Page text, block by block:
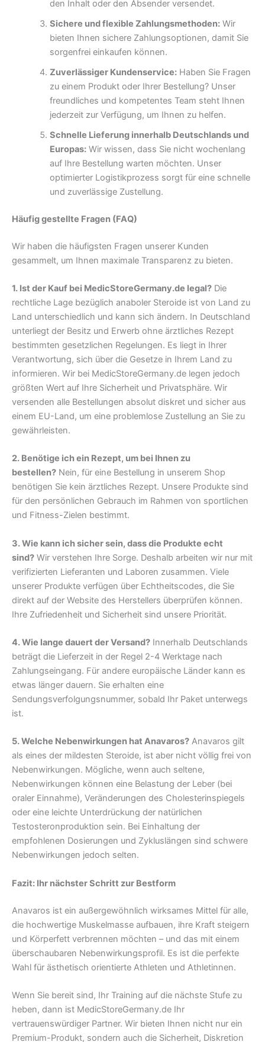
den Inhalt oder den Absender versendet.
Sichere und flexible Zahlungsmethoden:Wir
bieten Ihnen sichere Zahlungsoptionen, damit Sie
sorgenfrei einkaufen können.
Zuverlässiger Kundenservice:Haben Sie Fragen
zu einem Produkt oder Ihrer Bestellung? Unser
freundliches und kompetentes Team steht Ihnen
jederzeit zur Verfügung, um Ihnen zu helfen.
Schnelle Lieferung innerhalb Deutschlands und
Europas:Wir wissen, dass Sie nicht wochenlang
auf Ihre Bestellung warten möchten. Unser
optimierter Logistikprozess sorgt für eine schnelle
und zuverlässige Zustellung.
Häufig gestellte Fragen (FAQ)
Wir haben die häufigsten Fragen unserer Kunden
gesammelt, um Ihnen maximale Transparenz zu bieten.
1. Ist der Kauf bei MedicStoreGermany.de legal? Die
rechtliche Lage bezüglich anaboler Steroide ist von Land zu
Land unterschiedlich und kann sich ändern. In Deutschland
unterliegt der Besitz und Erwerb ohne ärztliches Rezept
bestimmten gesetzlichen Regelungen. Es liegt in Ihrer
Verantwortung, sich über die Gesetze in Ihrem Land zu
informieren. Wir bei MedicStoreGermany.de legen jedoch
größten Wert auf Ihre Sicherheit und Privatsphäre. Wir
versenden alle Bestellungen absolut diskret und sicher aus
einem EU-Land, um eine problemlose Zustellung an Sie zu
gewährleisten.
2. Benötige ich ein Rezept, um bei Ihnen zu
bestellen? Nein, für eine Bestellung in unserem Shop
benötigen Sie kein ärztliches Rezept. Unsere Produkte sind
für den persönlichen Gebrauch im Rahmen von sportlichen
und Fitness-Zielen bestimmt.
3. Wie kann ich sicher sein, dass die Produkte echt
sind? Wir verstehen Ihre Sorge. Deshalb arbeiten wir nur mit
verifizierten Lieferanten und Laboren zusammen. Viele
unserer Produkte verfügen über Echtheitscodes, die Sie
direkt auf der Website des Herstellers überprüfen können.
Ihre Zufriedenheit und Sicherheit sind unsere Priorität.
4. Wie lange dauert der Versand? Innerhalb Deutschlands
beträgt die Lieferzeit in der Regel 2-4 Werktage nach
Zahlungseingang. Für andere europäische Länder kann es
etwas länger dauern. Sie erhalten eine
Sendungsverfolgungsnummer, sobald Ihr Paket unterwegs
ist.
5. Welche Nebenwirkungen hat Anavaros? Anavaros gilt
als eines der mildesten Steroide, ist aber nicht völlig frei von
Nebenwirkungen. Mögliche, wenn auch seltene,
Nebenwirkungen können eine Belastung der Leber (bei
oraler Einnahme), Veränderungen des Cholesterinspiegels
oder eine leichte Unterdrückung der natürlichen
Testosteronproduktion sein. Bei Einhaltung der
empfohlenen Dosierungen und Zykluslängen sind schwere
Nebenwirkungen jedoch selten.
Fazit: Ihr nächster Schritt zur Bestform
Anavaros ist ein außergewöhnlich wirksames Mittel für alle,
die hochwertige Muskelmasse aufbauen, ihre Kraft steigern
und Körperfett verbrennen möchten – und das mit einem
überschaubaren Nebenwirkungsprofil. Es ist die perfekte
Wahl für ästhetisch orientierte Athleten und Athletinnen.
Wenn Sie bereit sind, Ihr Training auf die nächste Stufe zu
heben, dann ist MedicStoreGermany.de Ihr
vertrauenswürdiger Partner. Wir bieten Ihnen nicht nur ein
Premium-Produkt, sondern auch die Sicherheit, Diskretion